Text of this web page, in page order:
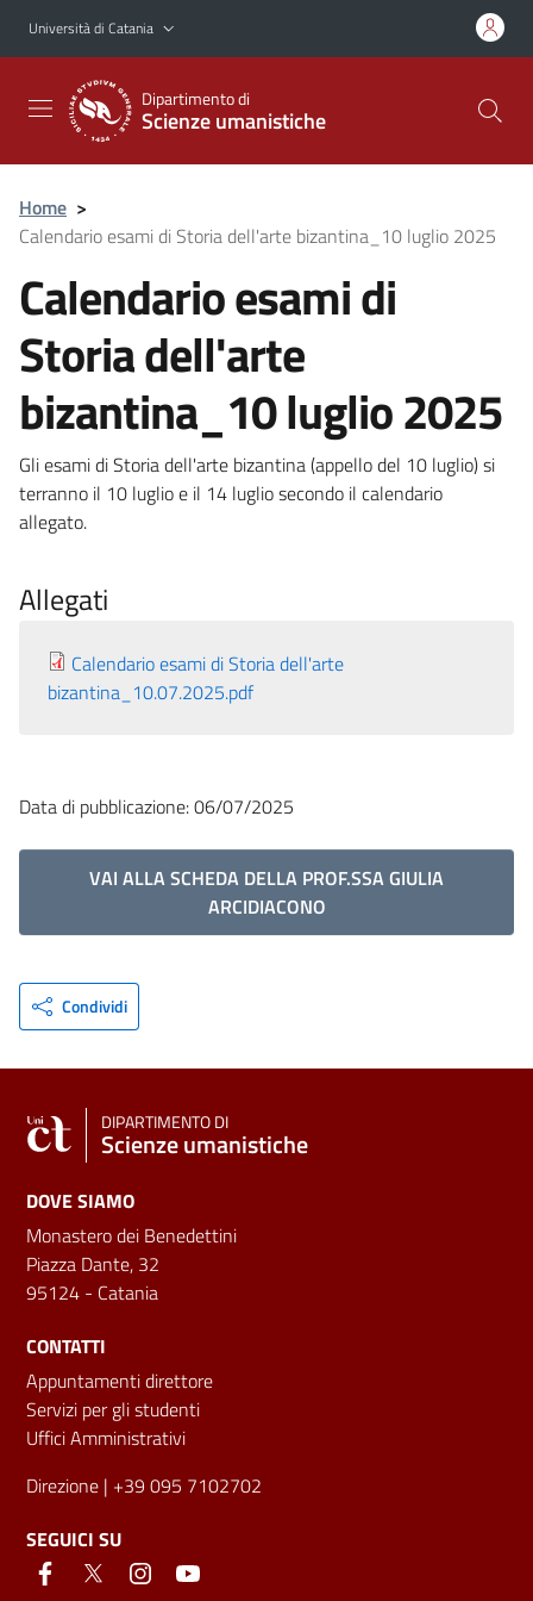
Vai al contenuto principale
Vai al menu di navigazione
Università di Catania
Dipartimento di
Scienze umanistiche
Home >
Calendario esami di Storia dell'arte bizantina_10 luglio 2025
Calendario esami di
Storia dell'arte
bizantina_10 luglio 2025
Gli esami di Storia dell'arte bizantina (appello del 10 luglio) si
terranno il 10 luglio e il 14 luglio secondo il calendario
allegato.
Allegati
Calendario esami di Storia dell'arte
bizantina_10.07.2025.pdf
Data di pubblicazione: 06/07/2025
VAI ALLA SCHEDA DELLA PROF.SSA GIULIA
ARCIDIACONO
Condividi
DIPARTIMENTO DI
Scienze umanistiche
DOVE SIAMO
Monastero dei Benedettini
Piazza Dante, 32
95124 - Catania
CONTATTI
Appuntamenti direttore
Servizi per gli studenti
Uffici Amministrativi
Direzione | +39 095 7102702
SEGUICI SU